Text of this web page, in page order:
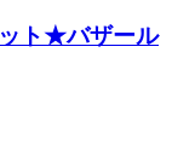
ト★バザール